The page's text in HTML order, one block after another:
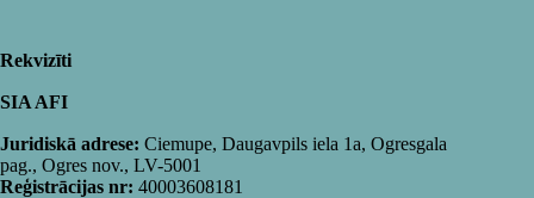
Rekvizīti
SIA AFI
Juridiskā adrese: Ciemupe, Daugavpils iela 1a, Ogresgala
pag., Ogres nov., LV-5001
Reģistrācijas nr: 40003608181